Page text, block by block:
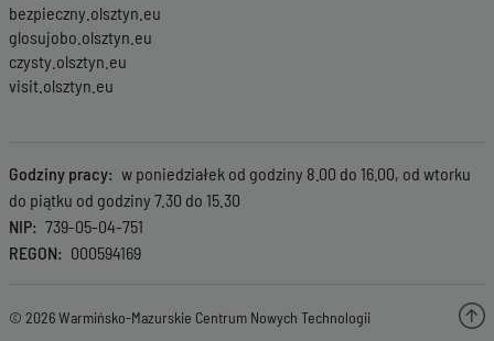
bezpieczny.olsztyn.eu
glosujobo.olsztyn.eu
czysty.olsztyn.eu
visit.olsztyn.eu
Godziny pracy
w poniedziałek od godziny 8.00 do 16.00, od wtorku
do piątku od godziny 7.30 do 15.30
NIP
739-05-04-751
REGON
000594169
© 2026 Warmińsko-Mazurskie Centrum Nowych Technologii